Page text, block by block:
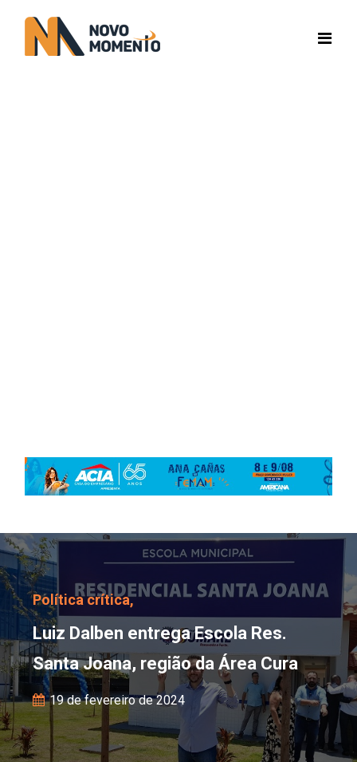
Luiz Dalben entrega
Política crítica,
Luiz Dalben entrega Escola Res.
Santa Joana, região da Área Cura
19 de fevereiro de 2024